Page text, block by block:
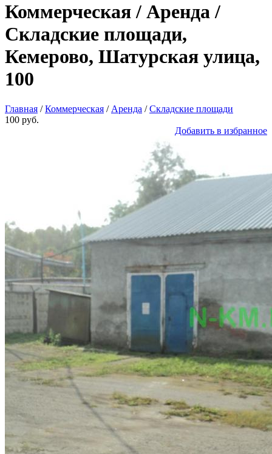
Коммерческая / Аренда /
Складские площади,
Кемерово, Шатурская улица,
100
Главная /Коммерческая / Аренда /Складские площади
100 руб.
Добавить в избранное